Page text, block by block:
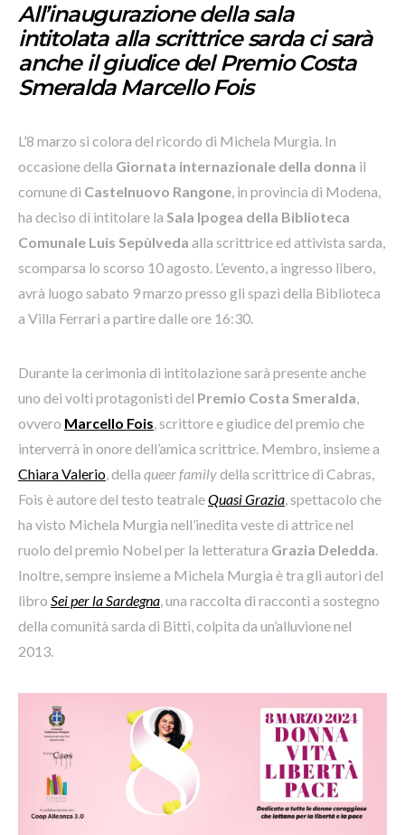
All’inaugurazione della sala
intitolata alla scrittrice sarda ci sarà
anche il giudice del Premio Costa
Smeralda Marcello Fois
L’8 marzo si colora del ricordo di Michela Murgia. In
occasione della Giornata internazionale della donna il
comune di Castelnuovo Rangone, in provincia di Modena,
ha deciso di intitolare la Sala Ipogea della Biblioteca
Comunale Luis Sepùlveda alla scrittrice ed attivista sarda,
scomparsa lo scorso 10 agosto. L’evento, a ingresso libero,
avrà luogo sabato 9 marzo presso gli spazi della Biblioteca
a Villa Ferrari a partire dalle ore 16:30.
Durante la cerimonia di intitolazione sarà presente anche
uno dei volti protagonisti del Premio Costa Smeralda,
ovvero Marcello Fois, scrittore e giudice del premio che
interverrà in onore dell’amica scrittrice. Membro, insieme a
Chiara Valerio, della queer familydella scrittrice di Cabras,
Fois è autore del testo teatraleQuasi Grazia, spettacolo che
ha visto Michela Murgia nell’inedita veste di attrice nel
ruolo del premio Nobel per la letteratura Grazia Deledda.
Inoltre, sempre insieme a Michela Murgia è tra gli autori del
libro Sei per la Sardegna, una raccolta di racconti a sostegno
della comunità sarda di Bitti, colpita da un’alluvione nel
2013.